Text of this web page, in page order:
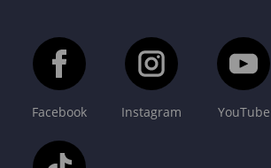
Facebook Instagram YouTube